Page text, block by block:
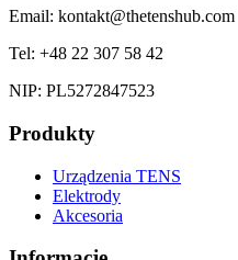
Email: kontakt@thetenshub.com
Tel: +48 22 307 58 42
NIP: PL5272847523
Produkty
Urządzenia TENS
Elektrody
Akcesoria